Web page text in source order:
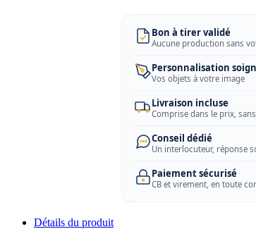
Bon à tirer validé
Aucune production sans
Personnalisation
Vos objets à votre image
Livraison incluse
Comprise dans le prix,
Conseil dédié
Un interlocuteur, réponse
Paiement sécurisé
CB et virement, en toute
Détails du produit